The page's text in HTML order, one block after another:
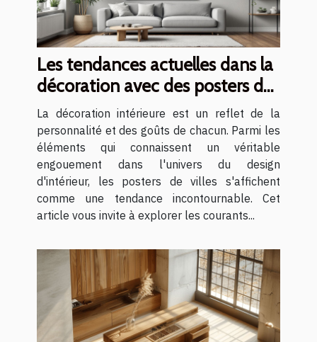
Les tendances actuelles dans la
décoration avec des posters de
villes
La décoration intérieure est un reflet de la
personnalité et des goûts de chacun. Parmi les
éléments qui connaissent un véritable
engouement dans l'univers du design
d'intérieur, les posters de villes s'affichent
comme une tendance incontournable. Cet
article vous invite à explorer les courants...